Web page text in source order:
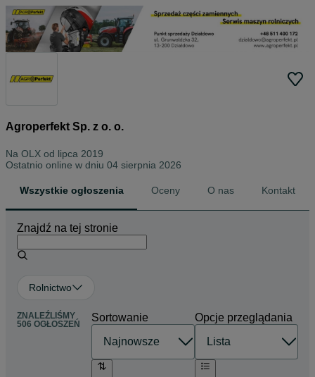
Agroperfekt Sp. z o. o.
Na OLX od lipca 2019
Ostatnio online w dniu 04 sierpnia 2026
Wszystkie ogłoszenia Oceny O nas Kontakt
Znajdź na tej stronie
Rolnictwo
ZNALEŹLIŚMY
506 OGŁOSZEŃ
Sortowanie Opcje przeglądania